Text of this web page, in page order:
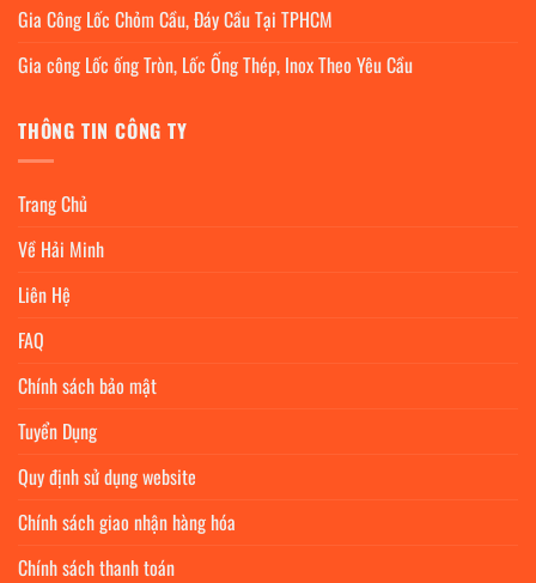
Gia Công Lốc Chỏm Cầu, Đáy Cầu Tại TPHCM
Gia công Lốc ống Tròn, Lốc Ống Thép, Inox Theo Yêu Cầu
THÔNG TIN CÔNG TY
Trang Chủ
Về Hải Minh
Liên Hệ
FAQ
Chính sách bảo mật
Tuyển Dụng
Quy định sử dụng website
Chính sách giao nhận hàng hóa
Chính sách thanh toán